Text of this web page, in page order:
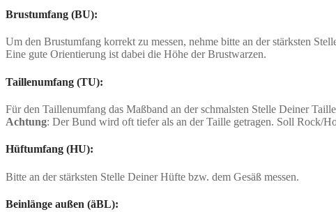
Brustumfang (BU):
Um den Brustumfang korrekt zu messen, nehme bitte an der stärksten
Eine gute Orientierung ist dabei die Höhe der Brustwarzen.
Taillenumfang (TU):
Für den Taillenumfang das Maßband an der schmalsten Stelle Deiner
Achtung: Der Bund wird oft tiefer als an der Taille getragen. Soll Rock/
Hüftumfang (HU):
Bitte an der stärksten Stelle Deiner Hüfte bzw. dem Gesäß messen.
Beinlänge außen (äBL):